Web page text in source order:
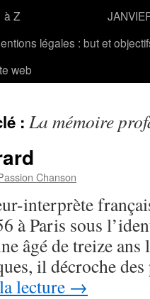
à Z
légales : but et
web
: La mémoire
Chanson
interprète
à Paris sous
âgé de treize
il décroche
lecture →